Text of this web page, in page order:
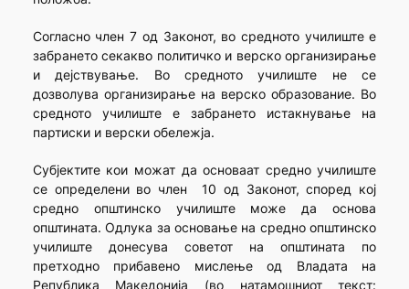
Согласно член 7 од Законот, во средното училиште е
забрането секакво политичко и верско организирање
и дејствување. Во средното училиште не се
дозволува организирање на верско образование. Во
средното училиште е забрането истакнување на
партиски и верски обележја.
Субјектите кои можат да основаат средно училиште
се определени во член 10 од Законот, според кој
средно општинско училиште може да основа
општината. Одлука за основање на средно општинско
училиште донесува советот на општината по
претходно прибавено мислење од Владата на
Република Македонија (во натамошниот текст: